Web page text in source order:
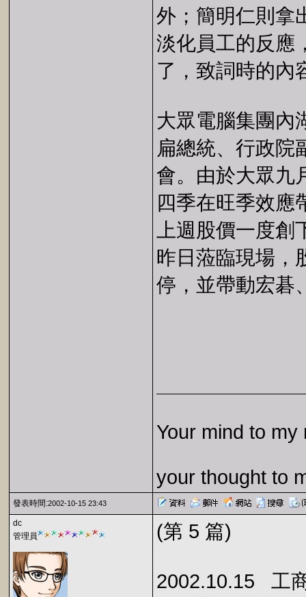
外；簡明仁則拿
淡化員工的反應
了，致詞時的內
大眾電腦集團內
扁總統、行政院
會。由於大眾九
四季在旺季效應
上週股價一度
昨日蒞臨現場，
停，並帶動宏碁
Your mind to my
your thought to
發表時間:2002-10-15 23:43
dc
管理員
(第 5 篇)
2002.10.15 工